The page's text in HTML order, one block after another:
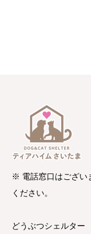
※ 電話窓口はござい
ください。
どうぶつシェルター